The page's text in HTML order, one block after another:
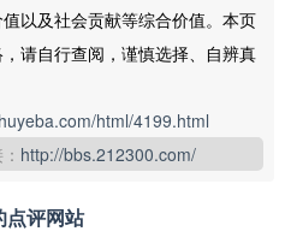
以及社会贡献等综合价值。本页
请自行查阅，谨慎选择、自辨真
html/4199.html
http://bbs.212300.com/
评网站